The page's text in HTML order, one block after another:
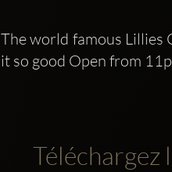
The world famous Lillies
it so good Open from
Téléchargez